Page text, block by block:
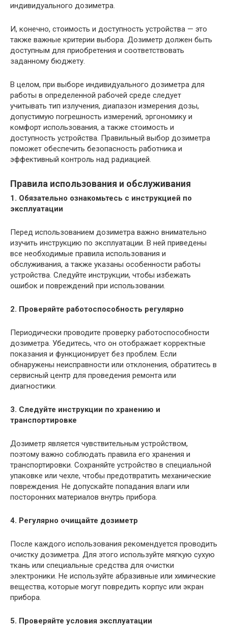
индивидуального дозиметра.
И, конечно, стоимость и доступность устройства — это
также важные критерии выбора. Дозиметр должен быть
доступным для приобретения и соответствовать
заданному бюджету.
В целом, при выборе индивидуального дозиметра для
работы в определенной рабочей среде следует
учитывать тип излучения, диапазон измерения дозы,
допустимую погрешность измерений, эргономику и
комфорт использования, а также стоимость и
доступность устройства. Правильный выбор дозиметра
поможет обеспечить безопасность работника и
эффективный контроль над радиацией.
Правила использования и обслуживания
1. Обязательно ознакомьтесь с инструкцией по
эксплуатации
Перед использованием дозиметра важно внимательно
изучить инструкцию по эксплуатации. В ней приведены
все необходимые правила использования и
обслуживания, а также указаны особенности работы
устройства. Следуйте инструкции, чтобы избежать
ошибок и повреждений при использовании.
2. Проверяйте работоспособность регулярно
Периодически проводите проверку работоспособности
дозиметра. Убедитесь, что он отображает корректные
показания и функционирует без проблем. Если
обнаружены неисправности или отклонения, обратитесь в
сервисный центр для проведения ремонта или
диагностики.
3. Следуйте инструкции по хранению и
транспортировке
Дозиметр является чувствительным устройством,
поэтому важно соблюдать правила его хранения и
транспортировки. Сохраняйте устройство в специальной
упаковке или чехле, чтобы предотвратить механические
повреждения. Не допускайте попадания влаги или
посторонних материалов внутрь прибора.
4. Регулярно очищайте дозиметр
После каждого использования рекомендуется проводить
очистку дозиметра. Для этого используйте мягкую сухую
ткань или специальные средства для очистки
электроники. Не используйте абразивные или химические
вещества, которые могут повредить корпус или экран
прибора.
5. Проверяйте условия эксплуатации